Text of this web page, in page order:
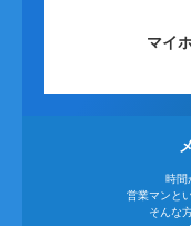
マイ
時間
営業マンと
そんな